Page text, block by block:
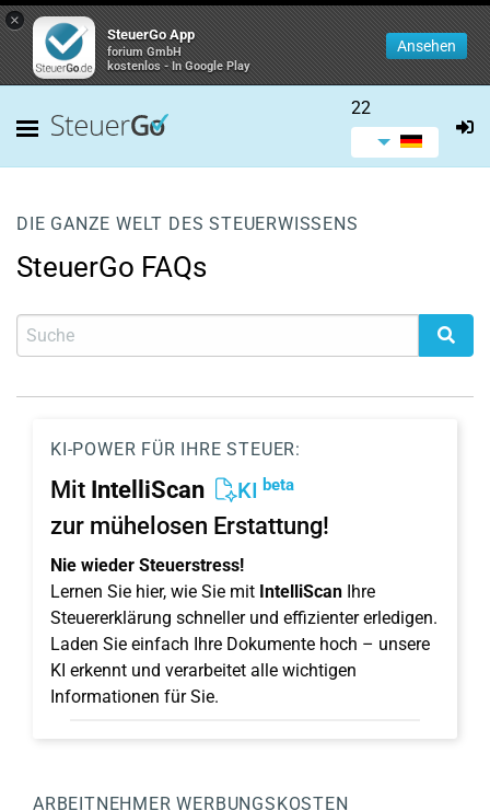
×
SteuerGo App
forium GmbH
kostenlos - In Google Play
Ansehen
22
DIE GANZE WELT DES STEUERWISSENS
SteuerGo FAQs
KI-POWER FÜR IHRE STEUER:
Mit IntelliScan KI beta
zur mühelosen Erstattung!
Nie wieder Steuerstress!
Lernen Sie hier, wie Sie mit IntelliScan Ihre
Steuererklärung schneller und effizienter erledigen.
Laden Sie einfach Ihre Dokumente hoch – unsere
KI erkennt und verarbeitet alle wichtigen
Informationen für Sie.
ARBEITNEHMER WERBUNGSKOSTEN